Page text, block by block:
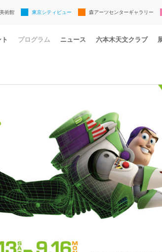
術館 東京シティビュー 森アーツセンターギャラリー
プログラム ニュース 六本木天文クラブ